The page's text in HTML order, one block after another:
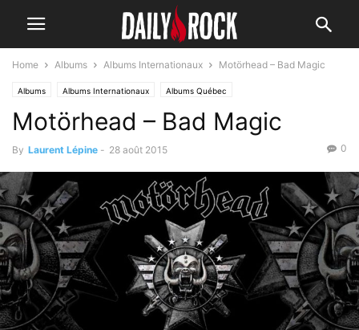
Home Albums Albums Internationaux Motörhead – Bad Magic
Albums Albums Internationaux Albums Québec
Motörhead – Bad Magic
By Laurent Lépine - 28 août 2015 0